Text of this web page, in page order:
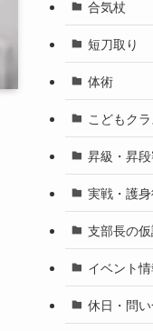
合気杖
短刀取り
体術
こどもク
昇級・昇
実戦・護
支部長の
イベント
休日・問